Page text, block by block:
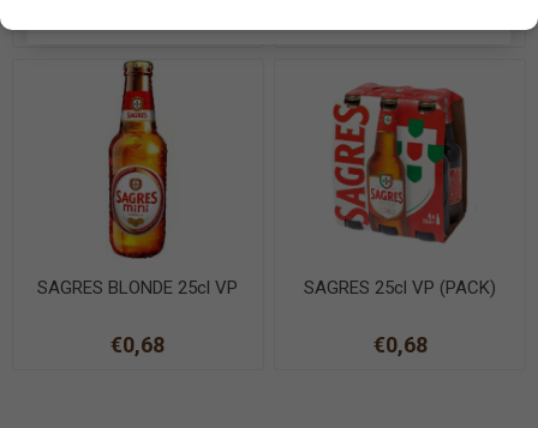
SAGRES BLONDE 25cl VP
€0,68
SAGRES 25cl VP (PACK)
€0,68